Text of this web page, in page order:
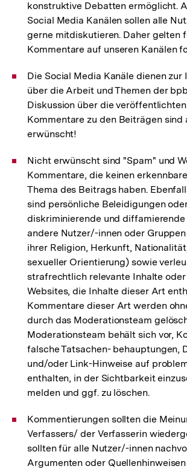
konstruktive Debatten ermöglicht.
Social Media Kanälen sollen alle
gerne mitdiskutieren. Daher gelten
Kommentare auf unseren Kanälen
Die Social Media Kanäle dienen zur
über die Arbeit und Themen der
Diskussion über die
Kommentare zu den Beiträgen sind
erwünscht!
Nicht erwünscht sind "Spam" und
Kommentare, die keinen
Thema des Beitrags haben.
sind persönliche Beleidigungen
diskriminierende und
andere Nutzer/-innen oder
ihrer Religion, Herkunft,
sexueller Orientierung) sowie
strafrechtlich relevante Inhalte oder
Websites, die Inhalte dieser Art
Kommentare dieser Art werden
durch das Moderationsteam
Moderationsteam behält sich vor,
falsche Tatsachen- behauptungen,
und/oder Link-Hinweise auf
enthalten, in der Sichtbarkeit
melden und ggf. zu löschen.
Kommentierungen sollten die
Verfassers/ der Verfasserin
sollten für alle Nutzer/-innen
Argumenten oder